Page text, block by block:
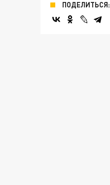
ПОДЕЛИТЬСЯ: